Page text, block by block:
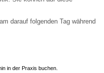
darauf folgenden Tag während
in der Praxis buchen.